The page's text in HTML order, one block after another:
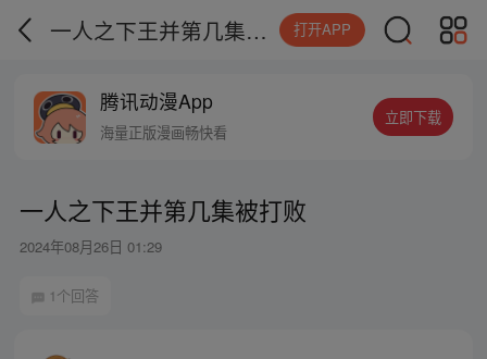
一人之下王并第几集被打败 打开APP
腾讯动漫App
海量正版漫画畅快看
立即下载
一人之下王并第几集被打败
2024年08月26日 01:29
1个回答